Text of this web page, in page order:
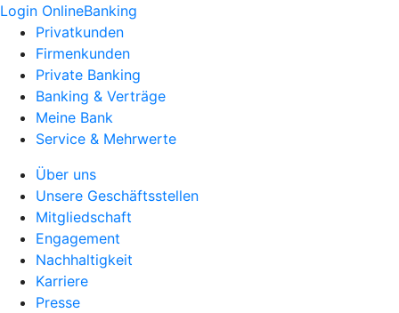
Login OnlineBanking
Privatkunden
Firmenkunden
Private Banking
Banking & Verträge
Meine Bank
Service & Mehrwerte
Über uns
Unsere Geschäftsstellen
Mitgliedschaft
Engagement
Nachhaltigkeit
Karriere
Presse